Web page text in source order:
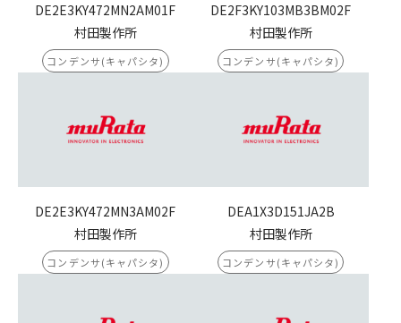
DE2E3KY472MN2AM01F
村田製作所
コンデンサ(キャパシタ)
DE2F3KY103MB3BM02F
村田製作所
コンデンサ(キャパシタ)
DE2E3KY472MN3AM02F
村田製作所
コンデンサ(キャパシタ)
DEA1X3D151JA2B
村田製作所
コンデンサ(キャパシタ)